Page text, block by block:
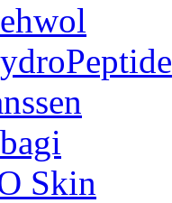
Skin